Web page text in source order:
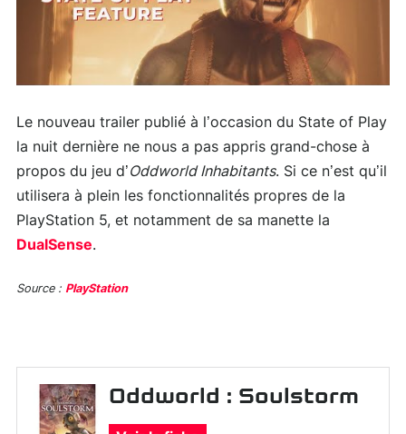
Le nouveau trailer publié à l’occasion du State of Play
la nuit dernière ne nous a pas appris grand-chose à
propos du jeu d’Oddworld Inhabitants. Si ce n’est qu’il
utilisera à plein les fonctionnalités propres de la
PlayStation 5, et notamment de sa manette la
DualSense.
Source : PlayStation
Oddworld : Soulstorm